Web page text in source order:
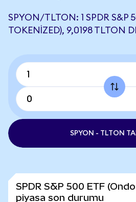
SPYON/TLTON: 1 SPDR S&P
TOKENIZED), 9,0198 TLTON
SPYON - TLTON
SPDR S&P 500 ETF
piyasa son durumu